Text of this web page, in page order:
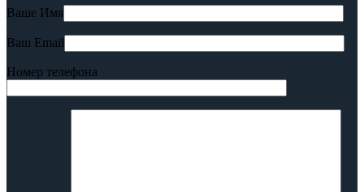
Ваше Имя
Ваш Email
Номер телефона